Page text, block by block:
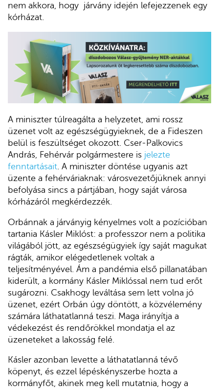
nem akkora, hogy járvány idején lefejezzenek egy
kórházat.
A miniszter túlreagálta a helyzetet, ami rossz
üzenet volt az egészségügyieknek, de a Fideszen
belül is feszültséget okozott. Cser-Palkovics
András, Fehérvár polgármestere is jelezte
fenntartásait. A miniszter döntése ugyanis azt
üzente a fehérváriaknak: városvezetőjüknek annyi
befolyása sincs a pártjában, hogy saját városa
kórházáról megkérdezzék.
Orbánnak a járványig kényelmes volt a pozícióban
tartania Kásler Miklóst: a professzor nem a politika
világából jött, az egészségügyiek így saját magukat
rágták, amikor elégedetlenek voltak a
teljesítményével. Ám a pandémia első pillanatában
kiderült, a kormány Kásler Miklóssal nem tud erőt
sugározni. Csakhogy leváltása sem lett volna jó
üzenet, ezért Orbán úgy döntött, a közvélemény
számára láthatatlanná teszi. Maga irányítja a
védekezést és rendőrökkel mondatja el az
üzeneteket a lakosság felé.
Kásler azonban levette a láthatatlanná tévő
köpenyt, és ezzel lépéskényszerbe hozta a
kormányfőt, akinek meg kell mutatnia, hogy a